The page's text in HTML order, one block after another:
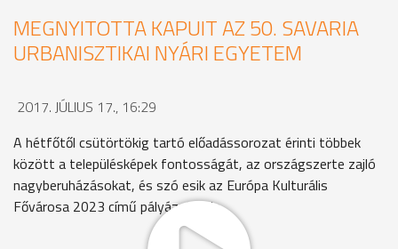
MEGNYITOTTA KAPUIT AZ 50. SAVARIA
URBANISZTIKAI NYÁRI EGYETEM
2017. JÚLIUS 17., 16:29
A hétfőtől csütörtökig tartó előadássorozat érinti többek
között a településképek fontosságát, az országszerte zajló
nagyberuházásokat, és szó esik az Európa Kulturális
Fővárosa 2023 című pályázatról is.